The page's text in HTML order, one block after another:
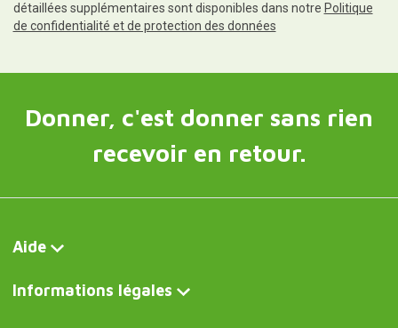
détaillées supplémentaires sont disponibles dans notre Politique
de confidentialité et de protection des données
Donner, c'est donner sans rien
recevoir en retour.
Aide
Informations légales